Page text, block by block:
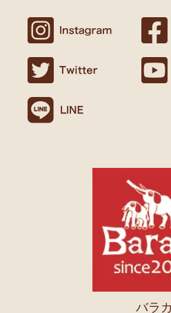
コーナー新入荷！～人気作家の作品
10/27：ティンガティンガ・アート
名ごとに2つのカテゴリーでご紹介し
→ 作家名 A―L
→ 作家名 M―Z
10/24：
サリーコーナー新入荷！～天然素材
荷！～アフリカの色×こさえたん～
カンガ～アフリカの生活布
マサイシュカ アフリカの布
マサイ民族のマント 軽くおしゃれな
スクエアトートバッグ～キテ
◇ハイクオリティ◇で仕立てた新作
アフリカンピアス３７ カウボーンマー
しっかりした作りでイメージ通りの品
似たテイストのネックレスを持ってい
連絡や包装などもよかったです。
Ｏさまより キテンゲへのご感想
無事、商品受け取りました。ありがと
また、バラカさんのイベントにもお邪
Ｓさまより あったか裏ボア！キ
どれも素敵な柄で迷いますね。全部や
ントも考えているので、思いっきり買
上高地の山に行ったときに、アフリカ
ーと思ってネックウォーマーを身に着
バラカ